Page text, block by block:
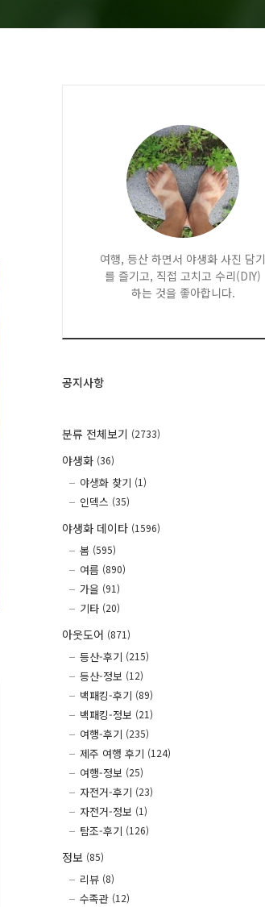
여행, 등산 하면서 야생화 사진 담기
를 즐기고, 직접 고치고 수리(DIY)
하는 것을 좋아합니다.
공지사항
분류 전체보기 (2733)
야생화 (36)
야생화 찾기 (1)
인덱스 (35)
야생화 데이타 (1596)
봄 (595)
여름 (890)
가을 (91)
기타 (20)
아웃도어 (871)
등산-후기 (215)
등산-정보 (12)
백패킹-후기 (89)
백패킹-정보 (21)
여행-후기 (235)
제주 여행 후기 (124)
여행-정보 (25)
자전거-후기 (23)
자전거-정보 (1)
탐조-후기 (126)
정보 (85)
리뷰 (8)
수족관 (12)